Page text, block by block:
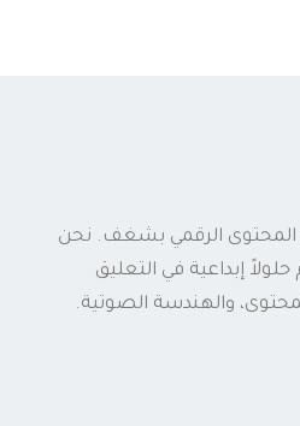
الرقمي بشغف. نحن
إبداعية في التعليق
والهندسة الصوتية.